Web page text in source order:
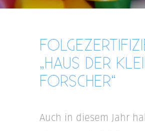
„HAUS DER
FORSCHER“
Auch in diesem Jahr